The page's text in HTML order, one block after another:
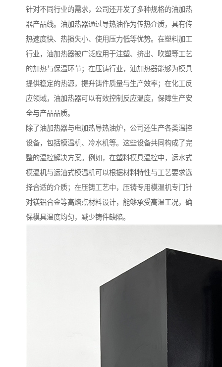
针对不同行业的需求，公司还开发了多种规格的油加热
器产品线。油加热器通过导热油作为传热介质，具有传
热速度快、热损失小、使用压力低等优势。在塑料加工
行业，油加热器被广泛应用于注塑、挤出、吹塑等工艺
的加热与保温环节；在压铸行业，油加热器能够为模具
提供稳定的热源，提升铸件质量与生产效率；在化工反
应领域，油加热器可以有效控制反应温度，保障生产安
全与产品品质。
除了油加热器与电加热导热油炉，公司还生产各类温控
设备，包括模温机、冷水机等。这些设备共同构成了完
整的温控解决方案。例如，在塑料模具温控中，运水式
模温机与运油式模温机可以根据材料特性与工艺要求选
择合适的介质；在压铸工艺中，压铸专用模温机专门针
对镁铝合金等高熔点材料设计，能够承受高温工况，确
保模具温度均匀，减少铸件缺陷。